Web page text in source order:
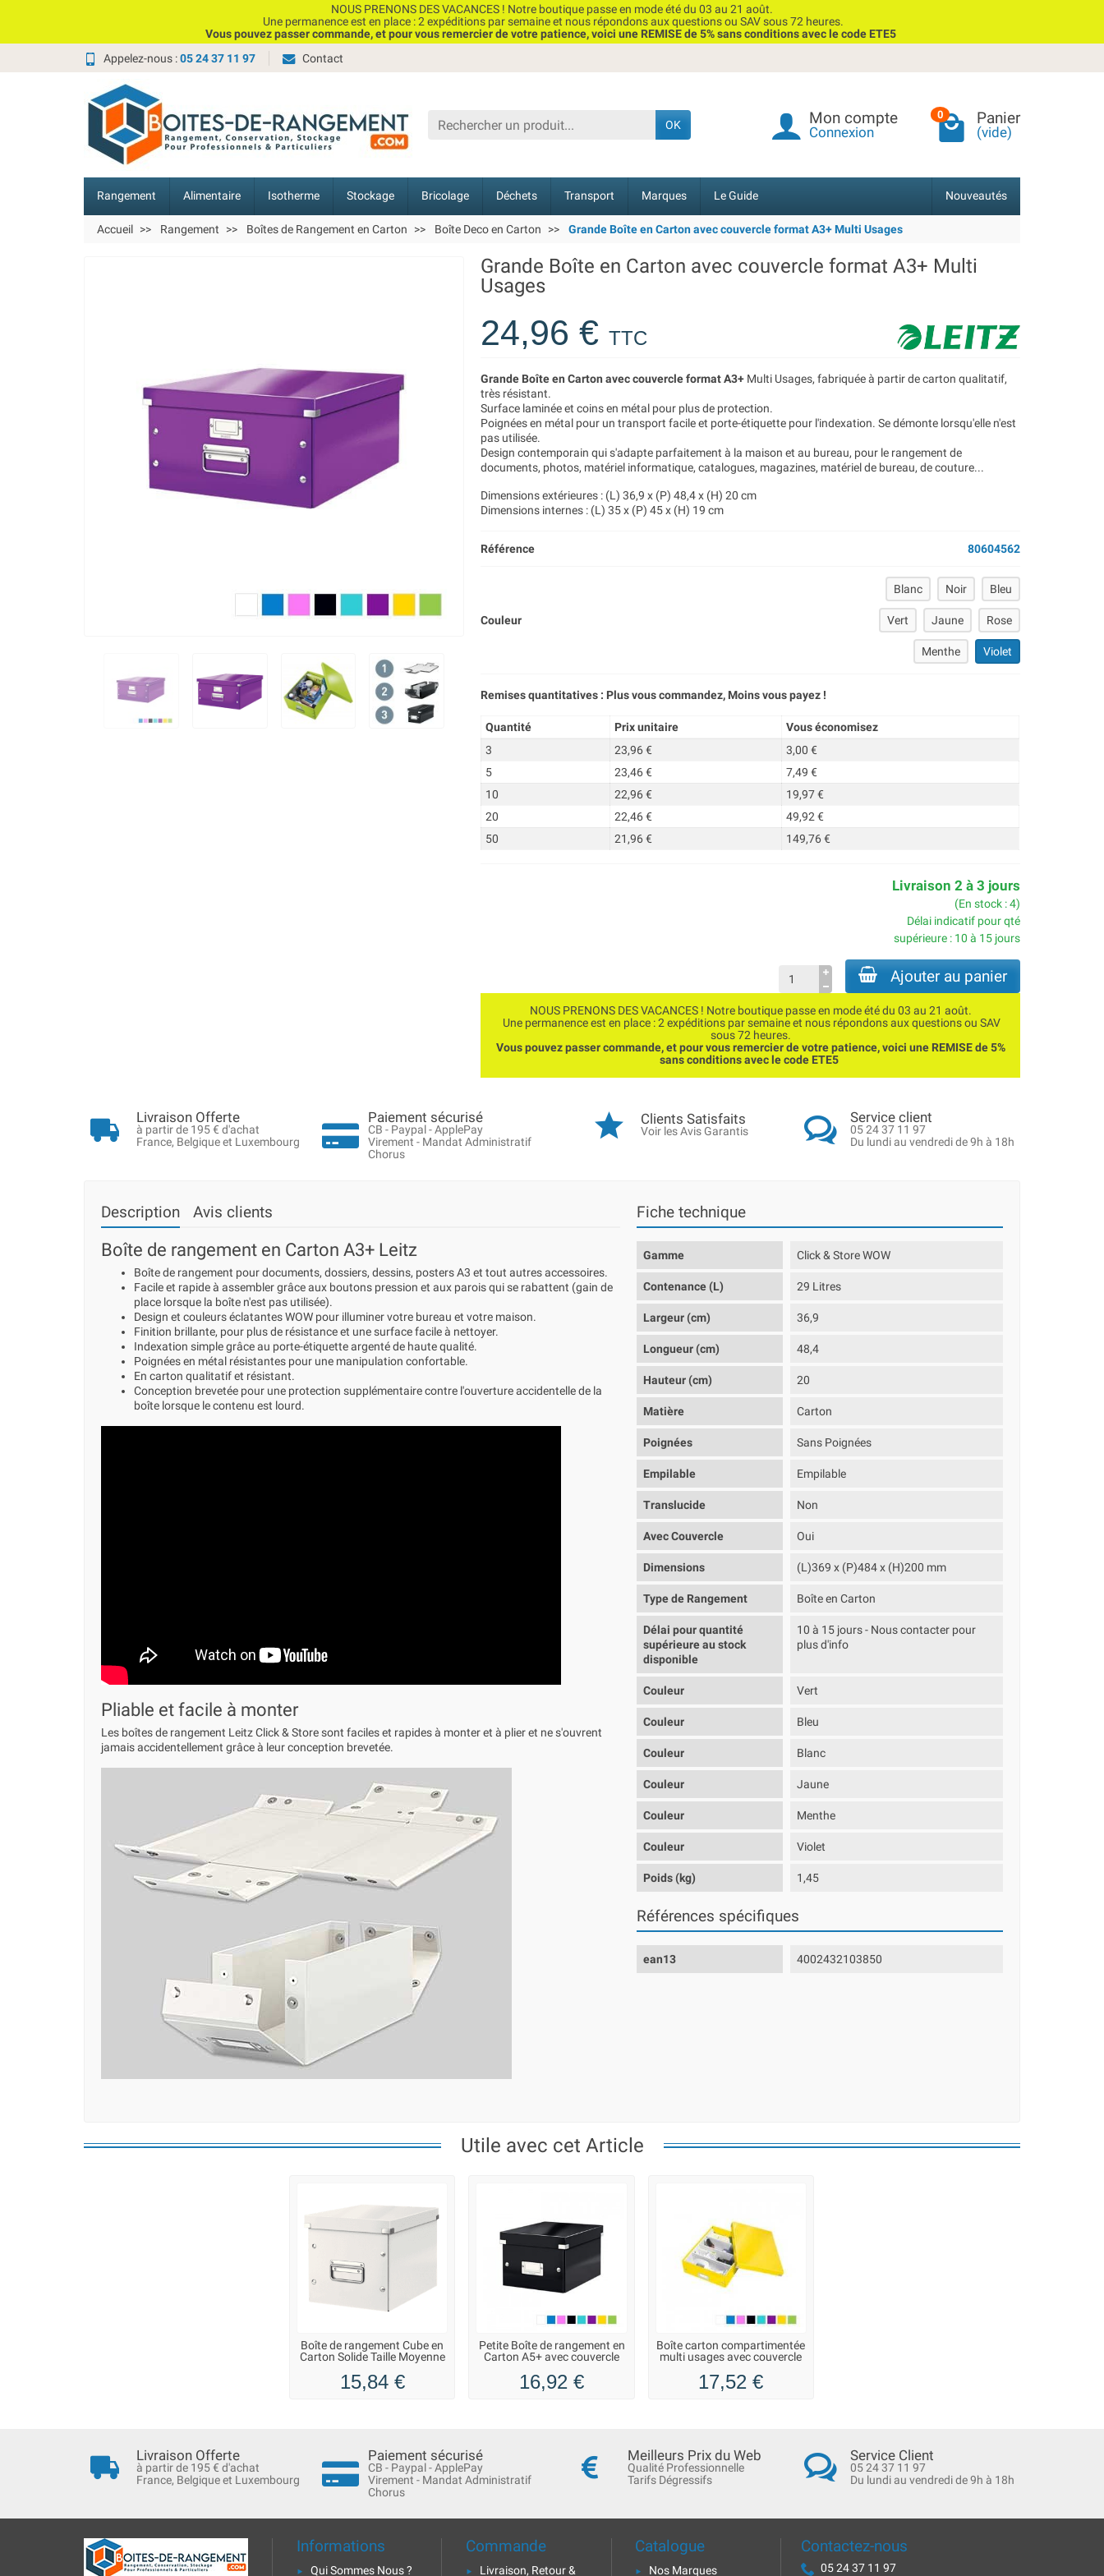
NOUS PRENONS DES VACANCES ! Notre boutique passe en mode été du 03 au 21 août.
Une permanence est en place : 2 expéditions par semaine et nous répondons aux questions ou SAV sous 72 heures.
Vous pouvez passer commande, et pour vous remercier de votre patience, voici une REMISE de 5% sans conditions avec le code ETE5
Appelez-nous :05 24 37 11 97 Contact
OK Mon compte
Connexion
0 Panier
(vide)
Rangement Alimentaire Isotherme Stockage Bricolage Déchets Transport Marques Le Guide Nouveautés
Accueil Rangement Boîtes de Rangement en Carton Boîte Deco en Carton Grande Boîte en Carton avec couvercle format A3+ Multi Usages
Grande Boîte en Carton avec couvercle format A3+ Multi
Usages
24,96 €TTC
Grande Boîte en Carton avec couvercle format A3+ Multi Usages, fabriquée à partir de carton qualitatif,
très résistant.
Surface laminée et coins en métal pour plus de protection.
Poignées en métal pour un transport facile et porte-étiquette pour l'indexation. Se démonte lorsqu'elle n'est
pas utilisée.
Design contemporain qui s'adapte parfaitement à la maison et au bureau, pour le rangement de
documents, photos, matériel informatique, catalogues, magazines, matériel de bureau, de couture...
Dimensions extérieures : (L) 36,9 x (P) 48,4 x (H) 20 cm
Dimensions internes : (L) 35 x (P) 45 x (H) 19 cm
Référence 80604562
Couleur
Blanc Noir Bleu
Vert Jaune Rose
Menthe Violet
Remises quantitatives : Plus vous commandez, Moins vous payez !
Quantité Prix unitaire
Vous économisez
3
23,96 €
3,00 €
5
23,46 €
7,49 €
10
22,96 €
19,97 €
20
22,46 €
49,92 €
50
21,96 € 149,76 €
Livraison 2 à 3 jours
(En stock : 4)
Délai indicatif pour qté
supérieure : 10 à 15 jours
Ajouter au panier
NOUS PRENONS DES VACANCES ! Notre boutique passe en mode été du 03 au 21 août.
Une permanence est en place : 2 expéditions par semaine et nous répondons aux questions ou SAV
sous 72 heures.
Vous pouvez passer commande, et pour vous remercier de votre patience, voici une REMISE de 5%
sans conditions avec le code ETE5
Livraison Offerte
à partir de 195 € d'achat
France, Belgique et Luxembourg
Paiement sécurisé
CB - Paypal - ApplePay
Virement - Mandat Administratif
Chorus
Clients Satisfaits
Voir les Avis Garantis
Service client
05 24 37 11 97
Du lundi au vendredi de 9h à 18h
Description Avis clients
Boîte de rangement en Carton A3+ Leitz
Boîte de rangement pour documents, dossiers, dessins, posters A3 et tout autres accessoires.
Facile et rapide à assembler grâce aux boutons pression et aux parois qui se rabattent (gain de
place lorsque la boîte n'est pas utilisée).
Design et couleurs éclatantes WOW pour illuminer votre bureau et votre maison.
Finition brillante, pour plus de résistance et une surface facile à nettoyer.
Indexation simple grâce au porte-étiquette argenté de haute qualité.
Poignées en métal résistantes pour une manipulation confortable.
En carton qualitatif et résistant.
Conception brevetée pour une protection supplémentaire contre l'ouverture accidentelle de la
boîte lorsque le contenu est lourd.
Pliable et facile à monter
Les boîtes de rangement Leitz Click & Store sont faciles et rapides à monter et à plier et ne s'ouvrent
jamais accidentellement grâce à leur conception brevetée.
Fiche technique
Gamme Click & Store WOW
Contenance (L) 29 Litres
Largeur (cm) 36,9
Longueur (cm) 48,4
Hauteur (cm) 20
Matière Carton
Poignées Sans Poignées
Empilable Empilable
Translucide Non
Avec Couvercle Oui
Dimensions (L)369 x (P)484 x (H)200 mm
Type de Rangement Boîte en Carton
Délai pour quantité
supérieure au stock
disponible
10 à 15 jours - Nous contacter pour
plus d'info
Couleur Vert
Couleur Bleu
Couleur Blanc
Couleur Jaune
Couleur Menthe
Couleur Violet
Poids (kg) 1,45
Références spécifiques
ean13 4002432103850
Utile avec cet Article
Boîte de rangement Cube en
Carton Solide Taille Moyenne
15,84 €
Petite Boîte de rangement en
Carton A5+ avec couvercle
16,92 €
Boîte carton compartimentée
multi usages avec couvercle
17,52 €
Livraison Offerte
à partir de 195 € d'achat
France, Belgique et Luxembourg
Paiement sécurisé
CB - Paypal - ApplePay
Virement - Mandat Administratif
Chorus
Meilleurs Prix du Web
Qualité Professionnelle
Tarifs Dégressifs
Service Client
05 24 37 11 97
Du lundi au vendredi de 9h à 18h
Informations
Qui Sommes Nous ?
Commande
Livraison, Retour &
Catalogue
Nos Marques
Contactez-nous
05 24 37 11 97